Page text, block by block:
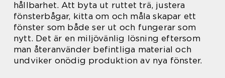
hållbarhet. Att byta ut ruttet trä, justera
fönsterbågar, kitta om och måla skapar ett
fönster som både ser ut och fungerar som
nytt. Det är en miljövänlig lösning eftersom
man återanvänder befintliga material och
undviker onödig produktion av nya fönster.